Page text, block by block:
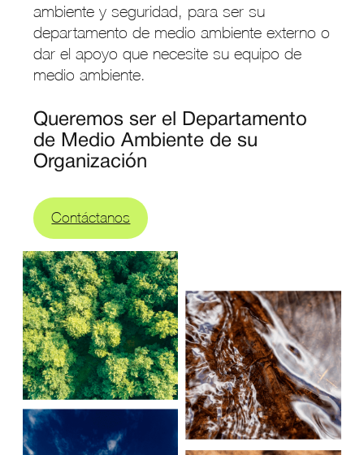
ambiente y seguridad, para ser su
departamento de medio ambiente externo o
dar el apoyo que necesite su equipo de
medio ambiente.
Queremos ser el Departamento
de Medio Ambiente de su
Organización
Contáctanos